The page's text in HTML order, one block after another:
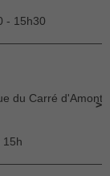
- 15h30
du Carré d'Amont
15h